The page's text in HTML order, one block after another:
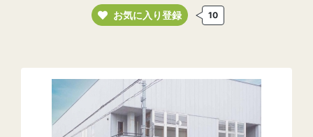
お気に入り登録 10